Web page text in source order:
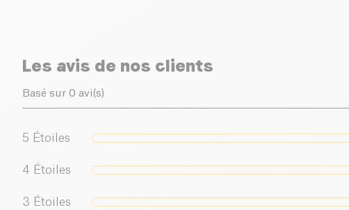
Les avis de nos clients
Basé sur 0 avi(s)
5 Étoiles
4 Étoiles
3 Étoiles